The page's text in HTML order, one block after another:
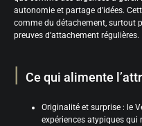
autonomie et partage d’idées.
comme du détachement, surtout
preuves d’attachement régulières.
Ce qui alimente
Originalité et surprise : le
expériences atypiques qui